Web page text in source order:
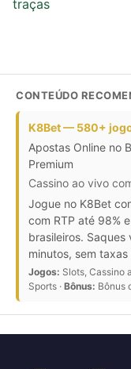
traças
CONTEÚDO
K8Bet — 580+
Apostas Online no
Premium
Cassino ao vivo
Jogue no K8Bet
com RTP até 98%
brasileiros. Saques
minutos, sem
Jogos: Slots, Cassino
Sports · Bônus: Bônus